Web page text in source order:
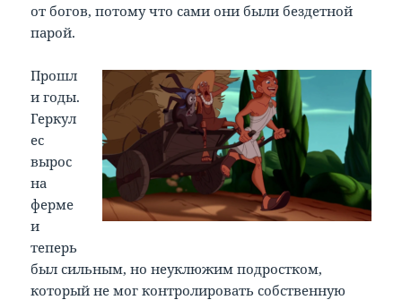
от богов, потому что сами они были бездетной
парой.
Прошл
и годы.
Геркул
ес
вырос
на
ферме
и
теперь
был сильным, но неуклюжим подростком,
который не мог контролировать собственную